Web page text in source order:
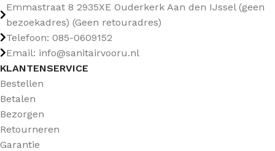
Emmastraat 8 2935XE Ouderkerk Aan den IJssel (geen
bezoekadres) (Geen retouradres)
Telefoon: 085-0609152
Email: info@sanitairvooru.nl
KLANTENSERVICE
Bestellen
Betalen
Bezorgen
Retourneren
Garantie